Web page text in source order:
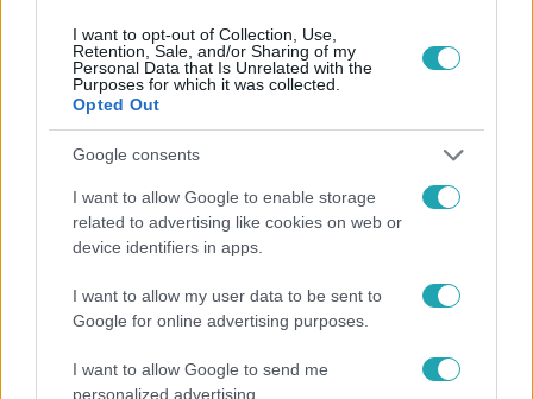
I want to opt-out of Collection, Use,
Retention, Sale, and/or Sharing of my
Personal Data that Is Unrelated with the
Purposes for which it was collected.
Opted Out
Google consents
I want to allow Google to enable storage
related to advertising like cookies on web or
device identifiers in apps.
I want to allow my user data to be sent to
Google for online advertising purposes.
I want to allow Google to send me
personalized advertising.
Népszerű